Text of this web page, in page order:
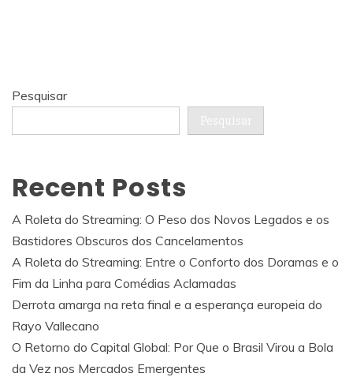
Pesquisar
Pesquisar
Recent Posts
A Roleta do Streaming: O Peso dos Novos Legados e os
Bastidores Obscuros dos Cancelamentos
A Roleta do Streaming: Entre o Conforto dos Doramas e o
Fim da Linha para Comédias Aclamadas
Derrota amarga na reta final e a esperança europeia do
Rayo Vallecano
O Retorno do Capital Global: Por Que o Brasil Virou a Bola
da Vez nos Mercados Emergentes